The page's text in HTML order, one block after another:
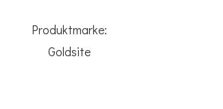
Produktmarke:
Goldsite